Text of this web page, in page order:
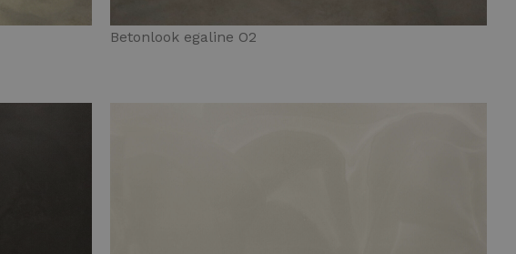
Betonlook egaline O2